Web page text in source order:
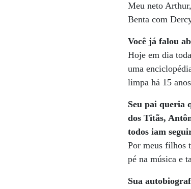
Meu neto
Benta com
Você já falou
Hoje em dia
uma
limpa há 15
Seu pai queria
dos Titãs,
todos iam
Por meus filhos
pé na música e
Sua